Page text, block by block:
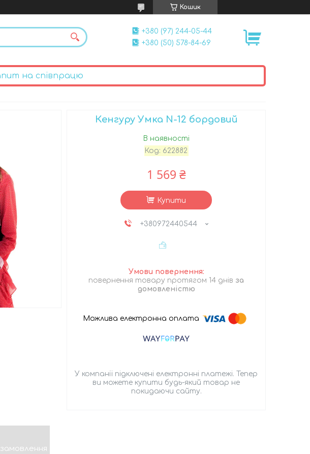
Кошик
+380 (97) 244-05-44
+380 (50) 578-84-69
на співпрацю
Кенгуру Умка N-12 бордовий
В наявності
Код: 622882
1 569 ₴
Купити
+380972440544
повернення товару протягом 14 днів за
домовленістю
У компанії підключені електронні платежі. Тепер
ви можете купити будь-який товар не
покидаючи сайту.
замовлення